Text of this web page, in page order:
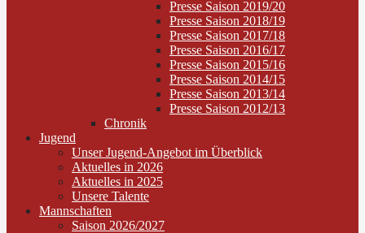
Presse Saison 2019/20
Presse Saison 2018/19
Presse Saison 2017/18
Presse Saison 2016/17
Presse Saison 2015/16
Presse Saison 2014/15
Presse Saison 2013/14
Presse Saison 2012/13
Chronik
Jugend
Unser Jugend-Angebot im Überblick
Aktuelles in 2026
Aktuelles in 2025
Unsere Talente
Mannschaften
Saison 2026/2027